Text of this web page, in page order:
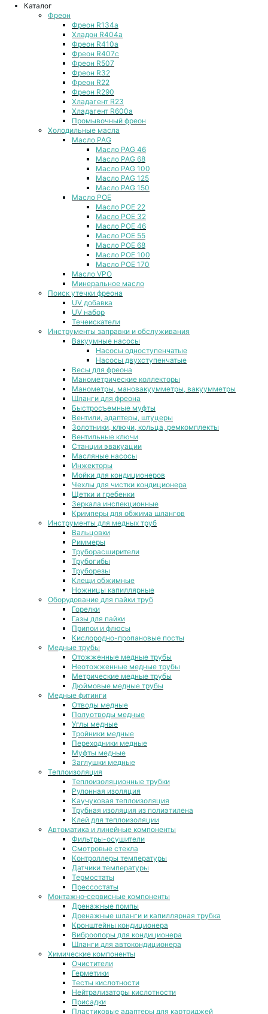
Каталог
Фреон
Фреон R134a
Хладон R404a
Фреон R410a
Фреон R407с
Фреон R507
Фреон R32
Фреон R22
Фреон R290
Хладагент R23
Хладагент R600a
Промывочный фреон
Холодильные масла
Масло PAG
Масло PAG 46
Масло PAG 68
Масло PAG 100
Масло PAG 125
Масло PAG 150
Масло POE
Масло POE 22
Масло POE 32
Масло POE 46
Масло POE 55
Масло POE 68
Масло POE 100
Масло POE 170
Масло VPO
Минеральное масло
Поиск утечки фреона
UV добавка
UV набор
Течеискатели
Инструменты заправки и обслуживания
Вакуумные насосы
Насосы одноступенчатые
Насосы двухступенчатые
Весы для фреона
Манометрические коллекторы
Манометры, мановакуумметры, вакуумметры
Шланги для фреона
Быстросъемные муфты
Вентили, адаптеры, штуцеры
Золотники, ключи, кольца, ремкомплекты
Вентильные ключи
Станции эвакуации
Масляные насосы
Инжекторы
Мойки для кондиционеров
Чехлы для чистки кондиционера
Щетки и гребенки
Зеркала инспекционные
Кримперы для обжима шлангов
Инструменты для медных труб
Вальцовки
Риммеры
Труборасширители
Трубогибы
Труборезы
Клещи обжимные
Ножницы капиллярные
Оборудование для пайки труб
Горелки
Газы для пайки
Припои и флюсы
Кислородно-пропановые посты
Медные трубы
Отожженные медные трубы
Неотожженные медные трубы
Метрические медные трубы
Дюймовые медные трубы
Медные фитинги
Отводы медные
Полуотводы медные
Углы медные
Тройники медные
Переходники медные
Муфты медные
Заглушки медные
Теплоизоляция
Теплоизоляционные трубки
Рулонная изоляция
Каучуковая теплоизоляция
Трубная изоляция из полиэтилена
Клей для теплоизоляции
Автоматика и линейные компоненты
Фильтры-осушители
Смотровые стекла
Контроллеры температуры
Датчики температуры
Термостаты
Прессостаты
Монтажно‑сервисные компоненты
Дренажные помпы
Дренажные шланги и капиллярная трубка
Кронштейны кондиционера
Виброопоры для кондиционера
Шланги для автокондиционера
Химические компоненты
Очистители
Герметики
Тесты кислотности
Нейтрализаторы кислотности
Присадки
Пластиковые адаптеры для картриджей